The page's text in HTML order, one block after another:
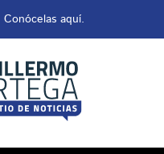
Conócelas aquí.